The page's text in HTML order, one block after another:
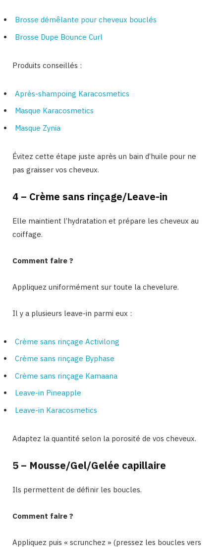
Brosse démêlante pour cheveux bouclés
Brosse Dupe Bounce Curl
Produits conseillés :
Après-shampoing Karacosmetics
Masque Karacosmetics
Masque Zynia
Évitez cette étape juste après un bain d’huile pour ne
pas graisser vos cheveux.
4 – Crème sans rinçage/Leave-in
Elle maintient l’hydratation et prépare les cheveux au
coiffage.
Comment faire ?
Appliquez uniformément sur toute la chevelure.
Il y a plusieurs leave-in parmi eux :
Crème sans rinçage Activilong
Crème sans rinçage Byphase
Crème sans rinçage Kamaana
Leave-in Pineapple
Leave-in Karacosmetics
Adaptez la quantité selon la porosité de vos cheveux.
5 – Mousse/Gel/Gelée capillaire
Ils permettent de définir les boucles.
Comment faire ?
Appliquez puis « scrunchez » (pressez les boucles vers